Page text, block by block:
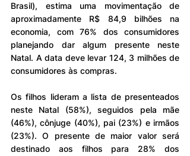
Brasil), estima uma movimentação de
aproximadamente R$ 84,9 bilhões na
economia, com 76% dos consumidores
planejando dar algum presente neste
Natal. A data deve levar 124, 3 milhões de
consumidores às compras.
Os filhos lideram a lista de presenteados
neste Natal (58%), seguidos pela mãe
(46%), cônjuge (40%), pai (23%) e irmãos
(23%). O presente de maior valor será
destinado aos filhos para 28% dos